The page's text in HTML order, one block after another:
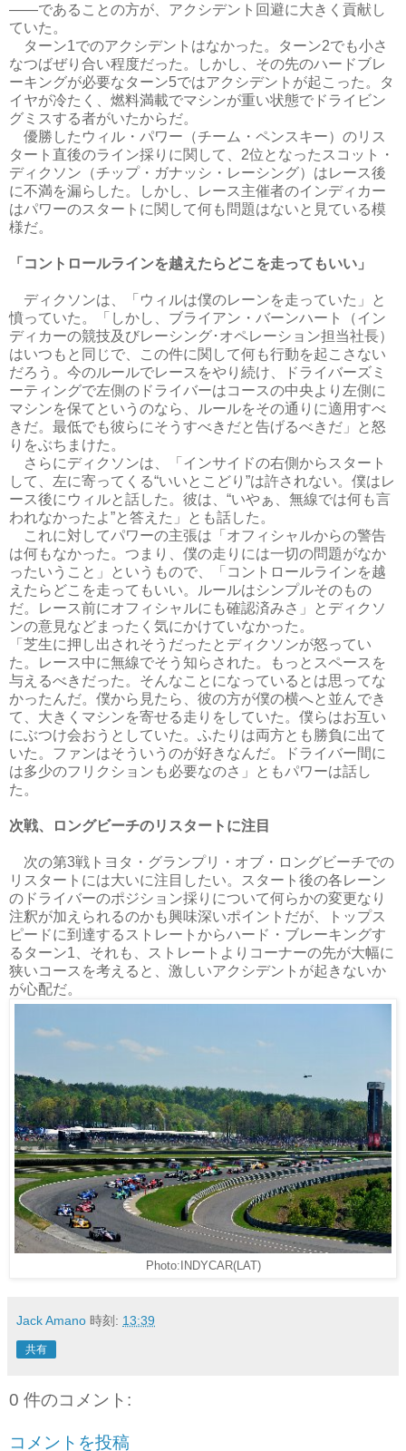
――であることの方が、アクシデント回避に大きく貢献し
ていた。
ターン1でのアクシデントはなかった。ターン2でも小さ
なつばぜり合い程度だった。しかし、その先のハードブレ
ーキングが必要なターン5ではアクシデントが起こった。タ
イヤが冷たく、燃料満載でマシンが重い状態でドライビン
グミスする者がいたからだ。
優勝したウィル・パワー（チーム・ペンスキー）のリス
タート直後のライン採りに関して、2位となったスコット・
ディクソン（チップ・ガナッシ・レーシング）はレース後
に不満を漏らした。しかし、レース主催者のインディカー
はパワーのスタートに関して何も問題はないと見ている模
様だ。
「コントロールラインを越えたらどこを走ってもいい」
ディクソンは、「ウィルは僕のレーンを走っていた」と
憤っていた。「しかし、ブライアン・バーンハート（イン
ディカーの競技及びレーシング･オペレーション担当社長）
はいつもと同じで、この件に関して何も行動を起こさない
だろう。今のルールでレースをやり続け、ドライバーズミ
ーティングで左側のドライバーはコースの中央より左側に
マシンを保てというのなら、ルールをその通りに適用すべ
きだ。最低でも彼らにそうすべきだと告げるべきだ」と怒
りをぶちまけた。
さらにディクソンは、「インサイドの右側からスタート
して、左に寄ってくる“いいとこどり”は許されない。僕はレ
ース後にウィルと話した。彼は、“いやぁ、無線では何も言
われなかったよ”と答えた」とも話した。
これに対してパワーの主張は「オフィシャルからの警告
は何もなかった。つまり、僕の走りには一切の問題がなか
ったいうこと」というもので、「コントロールラインを越
えたらどこを走ってもいい。ルールはシンプルそのもの
だ。レース前にオフィシャルにも確認済みさ」とディクソ
ンの意見などまったく気にかけていなかった。
「芝生に押し出されそうだったとディクソンが怒ってい
た。レース中に無線でそう知らされた。もっとスペースを
与えるべきだった。そんなことになっているとは思ってな
かったんだ。僕から見たら、彼の方が僕の横へと並んでき
て、大きくマシンを寄せる走りをしていた。僕らはお互い
にぶつけ会おうとしていた。ふたりは両方とも勝負に出て
いた。ファンはそういうのが好きなんだ。ドライバー間に
は多少のフリクションも必要なのさ」ともパワーは話し
た。
次戦、ロングビーチのリスタートに注目
次の第3戦トヨタ・グランプリ・オブ・ロングビーチでの
リスタートには大いに注目したい。スタート後の各レーン
のドライバーのポジション採りについて何らかの変更なり
注釈が加えられるのかも興味深いポイントだが、トップス
ピードに到達するストレートからハード・ブレーキングす
るターン1、それも、ストレートよりコーナーの先が大幅に
狭いコースを考えると、激しいアクシデントが起きないか
が心配だ。
Photo:INDYCAR(LAT)
Jack Amano 時刻: 13:39
共有
0 件のコメント:
コメントを投稿